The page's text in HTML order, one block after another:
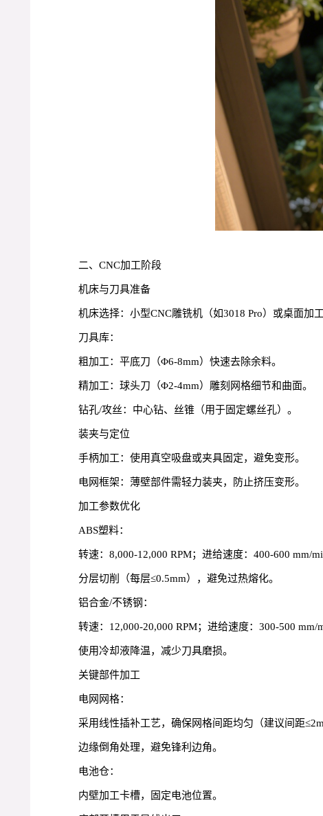
二、CNC加工阶段
机床与刀具准备
机床选择：小型CNC雕铣机（如3018 Pro）或桌面加
刀具库：
粗加工：平底刀（Φ6-8mm）快速去除余料。
精加工：球头刀（Φ2-4mm）雕刻网格细节和曲面。
钻孔/攻丝：中心钻、丝锥（用于固定螺丝孔）。
装夹与定位
手柄加工：使用真空吸盘或夹具固定，避免变形。
电网框架：薄壁部件需轻力装夹，防止挤压变形。
加工参数优化
ABS塑料：
转速：8,000-12,000 RPM；进给速度：400-600 mm/
分层切削（每层≤0.5mm），避免过热熔化。
铝合金/不锈钢：
转速：12,000-20,000 RPM；进给速度：300-500 mm/
使用冷却液降温，减少刀具磨损。
关键部件加工
电网网格：
采用线性插补工艺，确保网格间距均匀（建议间距
边缘倒角处理，避免锋利边角。
电池仓：
内壁加工卡槽，固定电池位置。